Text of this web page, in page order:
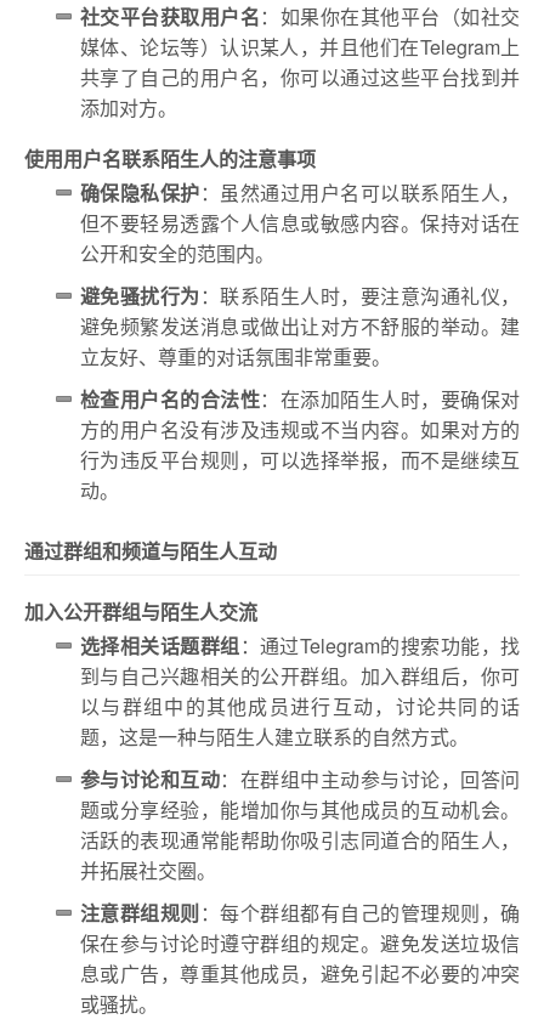
社交平台获取用户名：如果你在其他平台（如社交
媒体、论坛等）认识某人，并且他们在Telegram上
共享了自己的用户名，你可以通过这些平台找到并
添加对方。
使用用户名联系陌生人的注意事项
确保隐私保护：虽然通过用户名可以联系陌生人，
但不要轻易透露个人信息或敏感内容。保持对话在
公开和安全的范围内。
避免骚扰行为 ：联系陌生人时，要注意沟通礼仪，
避免频繁发送消息或做出让对方不舒服的举动。建
立友好、尊重的对话氛围非常重要。
检查用户名的合法性：在添加陌生人时，要确保对
方的用户名没有涉及违规或不当内容。如果对方的
行为违反平台规则，可以选择举报，而不是继续互
动。
通过群组和频道与陌生人互动
加入公开群组与陌生人交流
选择相关话题群组 ：通过Telegram的搜索功能，找
到与自己兴趣相关的公开群组。加入群组后，你可
以与群组中的其他成员进行互动，讨论共同的话
题，这是一种与陌生人建立联系的自然方式。
参与讨论和互动：在群组中主动参与讨论，回答问
题或分享经验，能增加你与其他成员的互动机会。
活跃的表现通常能帮助你吸引志同道合的陌生人，
并拓展社交圈。
注意群组规则 ：每个群组都有自己的管理规则，确
保在参与讨论时遵守群组的规定。避免发送垃圾信
息或广告，尊重其他成员，避免引起不必要的冲突
或骚扰。